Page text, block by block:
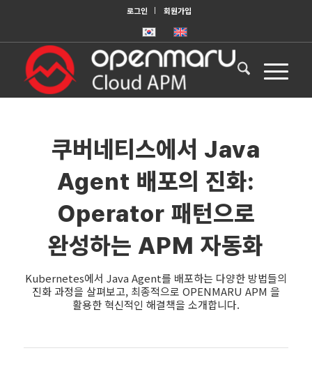
로그인 회원가입
쿠버네티스에서 Java
Agent 배포의 진화:
Operator 패턴으로
완성하는 APM 자동화
Kubernetes에서 Java Agent를 배포하는 다양한 방법들의
진화 과정을 살펴보고, 최종적으로 OPENMARU APM 을
활용한 혁신적인 해결책을 소개합니다.